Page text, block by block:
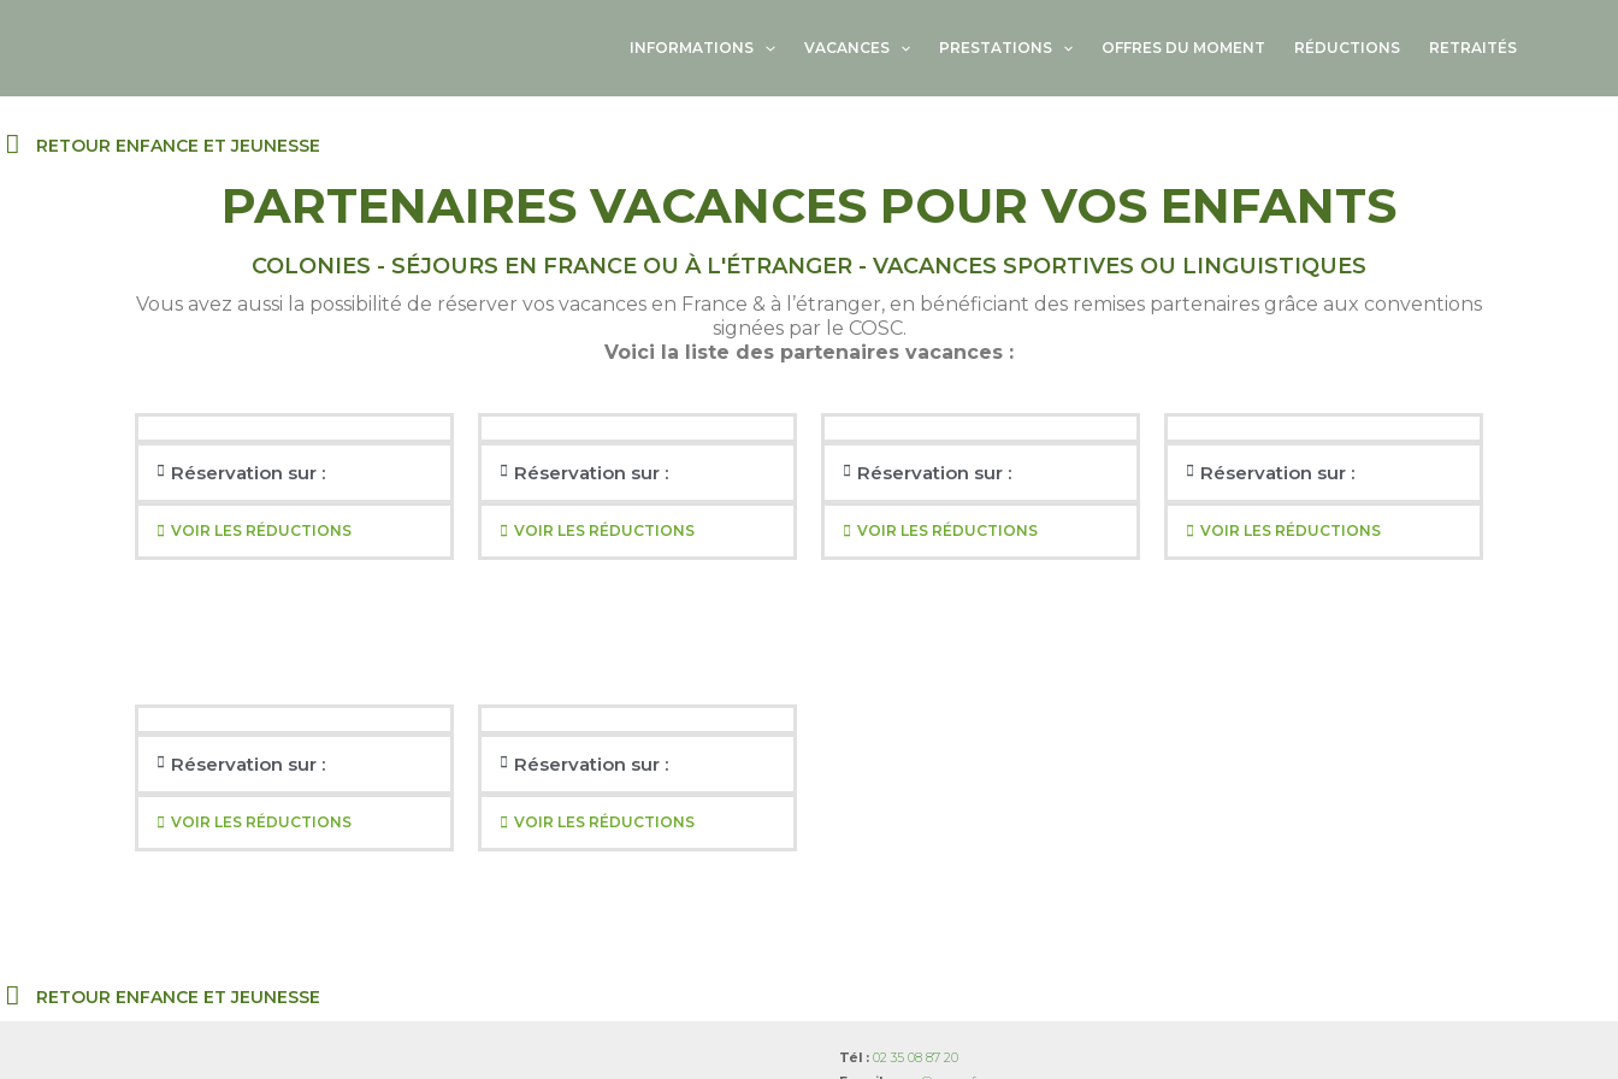
INFORMATIONS VACANCES PRESTATIONS OFFRES DU MOMENT RÉDUCTIONS RETRAITÉS
RETOUR ENFANCE ET JEUNESSE
PARTENAIRES VACANCES POUR VOS ENFANTS
COLONIES - SÉJOURS EN FRANCE OU À L'ÉTRANGER - VACANCES SPORTIVES OU LINGUISTIQUES
Vous avez aussi la possibilité de réserver vos vacances en France & à l’étranger, en bénéficiant des remises partenaires grâce aux conventions
signées par le COSC.
Voici la liste des partenaires vacances :
Réservation sur :
VOIR LES RÉDUCTIONS
Réservation sur :
VOIR LES RÉDUCTIONS
Réservation sur :
VOIR LES RÉDUCTIONS
Réservation sur :
VOIR LES RÉDUCTIONS
Réservation sur :
VOIR LES RÉDUCTIONS
Réservation sur :
VOIR LES RÉDUCTIONS
RETOUR ENFANCE ET JEUNESSE
Tél : 02 35 08 87 20